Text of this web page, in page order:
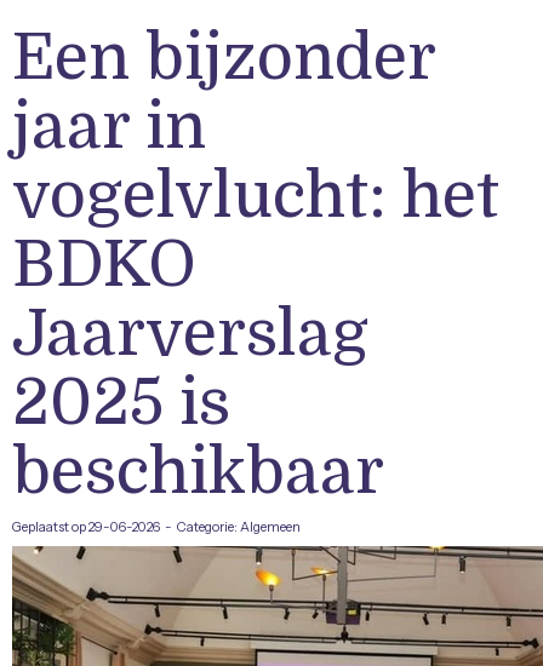
Een bijzonder
jaar in
vogelvlucht: het
BDKO
Jaarverslag
2025 is
beschikbaar
Geplaatst op 29-06-2026 - Categorie: Algemeen